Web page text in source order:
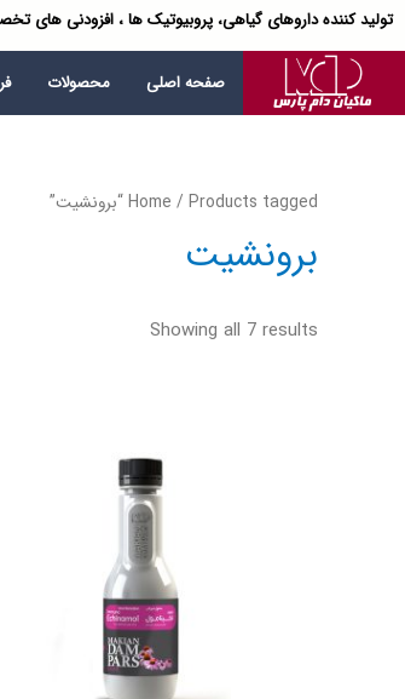
تولید کننده داروهای گیاهی، پروبیوتیک ها ، افزودنی های
صفحه اصلی محصولات
Home / Products tagged “برونشیت”
برونشیت
Showing all 7 results